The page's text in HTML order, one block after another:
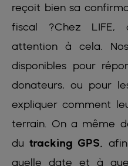
reçoit bien sa
fiscal ?Chez LIFE,
attention à cela.
disponibles pour
donateurs, ou pour
expliquer comment
terrain. On a même
du tracking GPS,
quelle date et à